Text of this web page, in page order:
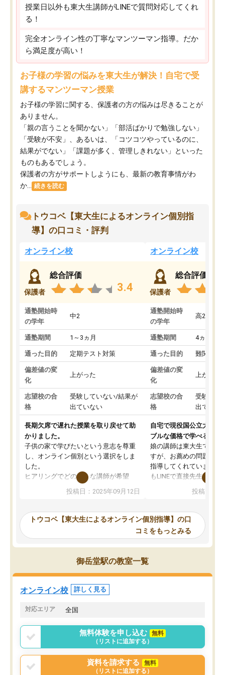
授業日以外も東大生講師がLINEで質問対応してくれ
る！
完全オンライン性の丁寧なマンツーマン指導。だか
ら満足度が高い！
お子様の学習の悩みを東大生が解決！自宅で受
講するマンツーマン授業
お子様の学習に関する、保護者の方の悩みは尽きることが
ありません。
「親の言うことを聞かない」「部活ばかりで勉強しない」
「受験が不安」、あるいは、「コツコツやっているのに、
結果がでない」「課題が多く、管理しきれない」といった
ものもあるでしょう。
保護者の方がサポートしようにも、最新の教育事情がわ
か...
続きを読む
トウコベ【東大生によるオンライン個別指
導】の口コミ・評判
オンライン校
保護者
総合評価
3.4
通塾開始時
の学年
中2
通塾期間 1～3ヵ月
通った目的 定期テスト対策
偏差値の変
化
上がった
志望校の合
格
受験していない/結果が
出ていない
長期欠席で遅れた授業を取り戻せて助
かりました。
子供の家で学びたいという意志を尊重
し、オンライン個別という選択をしま
した。
ヒアリングでどのような講師が希望
か、オプションは付帯するかなど選ぶ
事が出来ました。
ーティングを行い、その講師で良いか
見てから講師を決定する事ができま
す。
うちの子は、初回面談の講師の方で決
オンラインツールを使用した単語帳の
共有があり宿題もそちらで出される形
でした。
言う事で講師変更の申し出があり、あ
まりに短期での変更だった為、塾に通
う事にして退会しました。遅れも取り
戻せ、授業内容や講師の方は良かった
と思います。
投稿日：2025年09月12日
オンライン校
保護者
総合評価
通塾開始時
の学年
高2
通塾期間 4ヵ月～1
通った目的 難関私立
偏差値の変
化
上がった
志望校の合
格
受験して
出ていな
自宅で現役国公立大学生
ブルな価格で学べる
娘の講師は東大生では無
すが、お薦めの問題集や
指導してくれています。
もLINEで直接先生に質問
めれるので、個人に合
いなのがあり(有料)、受
ことをどんなスケジュー
くか相談したのですが、
ち期待したものではなく
くなってきたようなので
投稿日：
トウコベ【東大生によるオンライン個別指導】の口
コミをもっとみる
御岳堂駅の教室一覧
オンライン校 詳しく見る
対応エリア 全国
無料体験を申し込む
無料
（リストに追加する）
資料を請求する
無料
（リストに追加する）